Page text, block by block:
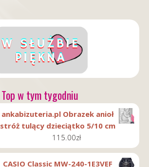
Top w tym tygodniu
ankabizuteria.pl Obrazek anioł
stróż tulący dzieciątko 5/10 cm
115.00zł
CASIO Classic MW-240-1E3VEF